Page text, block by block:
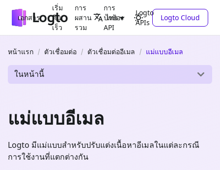
เอกสาร
เริ่ม
ต้น
เร็ว
การ
ผสาน
รวม
การ
ปกป้อง
API
Logto
APIs
ไทย Logto Cloud
หน้าแรก ตัวเชื่อมต่อ ตัวเชื่อมต่ออีเมล แม่แบบอีเมล
ในหน้านี้
แม่แบบอีเมล
Logto มีแม่แบบสำหรับปรับแต่งเนื้อหาอีเมลในแต่ละกรณี
การใช้งานที่แตกต่างกัน